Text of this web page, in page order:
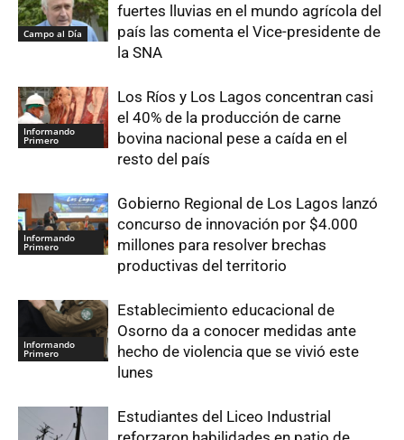
Campo al Día
fuertes lluvias en el mundo agrícola del
país las comenta el Vice-presidente de
la SNA
Informando
Primero
Los Ríos y Los Lagos concentran casi
el 40% de la producción de carne
bovina nacional pese a caída en el
resto del país
Informando
Primero
Gobierno Regional de Los Lagos lanzó
concurso de innovación por $4.000
millones para resolver brechas
productivas del territorio
Informando
Primero
Establecimiento educacional de
Osorno da a conocer medidas ante
hecho de violencia que se vivió este
lunes
Estudiantes del Liceo Industrial